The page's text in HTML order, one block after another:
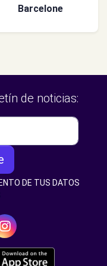
Barcelone
de noticias:
DE TUS DATOS